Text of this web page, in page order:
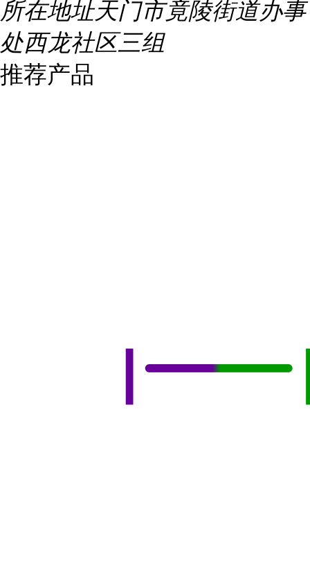
所在地址天门市竟陵街道办事
处西龙社区三组
推荐产品